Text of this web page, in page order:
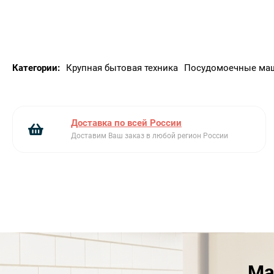
Категории: Крупная бытовая техника Посудомоечные
Доставка по всей России
Доставим Ваш заказ в любой регион России